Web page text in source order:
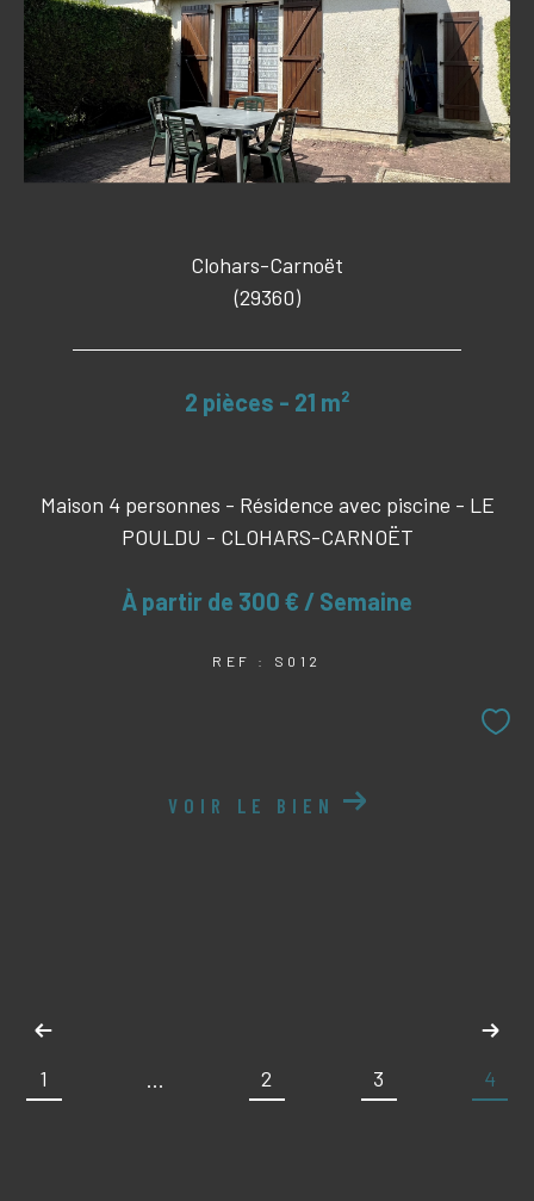
Clohars-Carnoët
(29360)
2 pièces - 21 m²
Maison 4 personnes - Résidence avec piscine - LE
POULDU - CLOHARS-CARNOËT
À partir de 300 € / Semaine
REF : S012
VOIR LE BIEN
1 ... 2 3 4